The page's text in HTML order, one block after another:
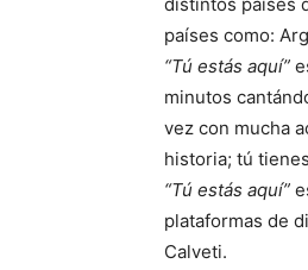
países como:
“Tú estás aquí”
minutos
vez con mucha
historia; tú
“Tú estás aquí”
plataformas de
Calveti.